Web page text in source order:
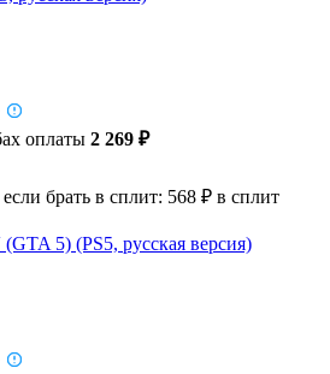
оплаты 2 269 ₽
брать в сплит: 568 ₽ в сплит
5) (PS5, русская версия)